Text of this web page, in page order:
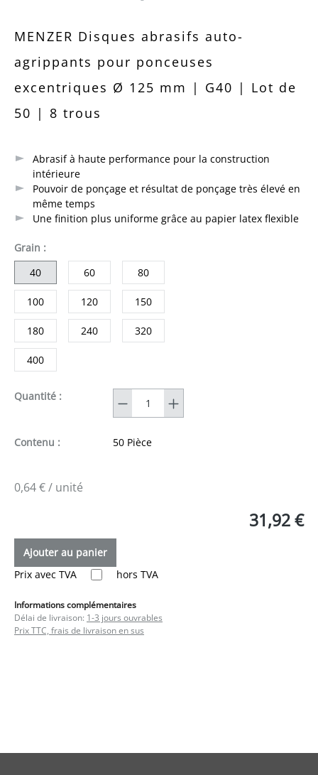
MENZER Disques abrasifs auto-
agrippants pour ponceuses
excentriques Ø 125 mm | G40 | Lot de
50 | 8 trous
Abrasif à haute performance pour la construction
intérieure
Pouvoir de ponçage et résultat de ponçage très élevé en
même temps
Une finition plus uniforme grâce au papier latex flexible
Grain sélectionner
:
40
60 80
100 120 150
180 240 320
400
Quantité :
Contenu : 50 Pièce
0,64 € / unité
31,92 €
Ajouter au panier
Prix avec TVA
hors TVA
Informations complémentaires
Délai de livraison: 1-3 jours ouvrables
Prix TTC, frais de livraison en sus